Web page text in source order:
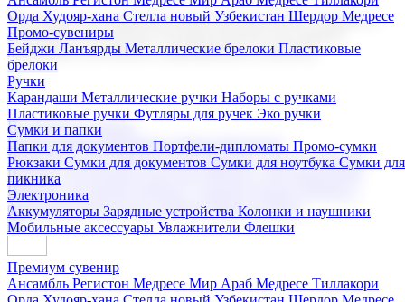
Орда Худояр-хана Стелла новый Узбекистан Шердор Медресе
Промо-сувениры
Бейджи Ланъярды Металлические брелоки Пластиковые
брелоки
Ручки
Карандаши Металлические ручки Наборы с ручками
Пластиковые ручки Футляры для ручек Эко ручки
Сумки и папки
Папки для документов Портфели-дипломаты Промо-сумки
Рюкзаки Сумки для документов Сумки для ноутбука Сумки для
пикника
Электроника
Аккумуляторы Зарядные устройства Колонки и наушники
Мобильные аксессуары Увлажнители Флешки
Мы предлагаем широкий выбор корпоративных подарков и
сувениров с логотипом. В нашем каталоге вы найдете
продукцию для бизнеса, мероприятия и клиентов.
Подарочные наборы
Бизнес наборыКофейные наборы Кошельки
Наборы из кожиНаборы ручекНаборы с аккумуляторами
Наборы с бутылками для воды
Наборы с ежедневниками
Наборы с кружками
флешкамиНовогодние наборыЧайные наборы
Премиум сувенир
Ансамбль Регистон Медресе Мир Араб Медресе Тиллакори